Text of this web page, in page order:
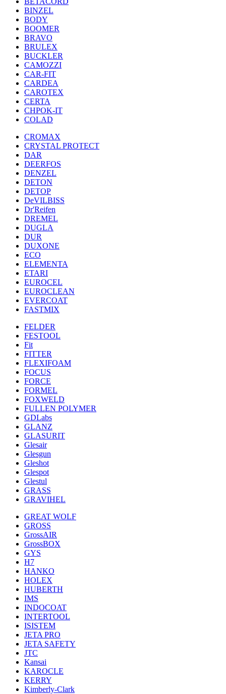
BINZEL
BODY
BOOMER
BRAVO
BRULEX
BUCKLER
CAMOZZI
CAR-FIT
CARDEA
CAROTEX
CERTA
CHPOK-IT
COLAD
CROMAX
CRYSTAL PROTECT
DAR
DEERFOS
DENZEL
DETON
DETOP
DeVILBISS
Dr'Reifen
DREMEL
DUGLA
DUR
DUXONE
ECO
ELEMENTA
ETARI
EUROCEL
EUROCLEAN
EVERCOAT
FASTMIX
FELDER
FESTOOL
Fit
FITTER
FLEXIFOAM
FOCUS
FORCE
FORMEL
FOXWELD
FULLEN POLYMER
GDLabs
GLANZ
GLASURIT
Glesair
Glesgun
Gleshot
Glespot
Glestul
GRASS
GRAVIHEL
GREAT WOLF
GROSS
GrossAIR
GrossBOX
GYS
H7
HANKO
HOLEX
HUBERTH
IMS
INDOCOAT
INTERTOOL
ISISTEM
JETA PRO
JETA SAFETY
JTC
Kansai
KAROCLE
KERRY
Kimberly-Clark